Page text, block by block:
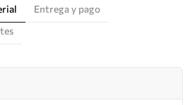
Entrega y pago